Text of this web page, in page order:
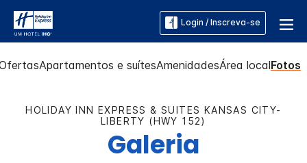
Login / Inscreva-se
Apartamentos e suítesAmenidadesÁrea localFotos
HOLIDAY INN EXPRESS & SUITES KANSAS CITY-
LIBERTY (HWY 152)
Galeria